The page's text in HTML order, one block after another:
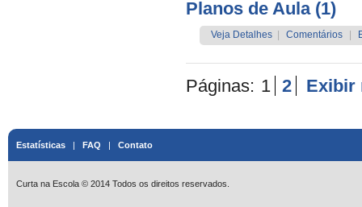
Planos de Aula (1)
Veja Detalhes Comentários
Páginas: 1 2 Exibir
Estatísticas | FAQ | Contato
Curta na Escola © 2014 Todos os direitos reservados.